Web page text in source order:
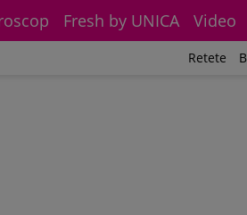
Fresh by UNICA Video
Retete